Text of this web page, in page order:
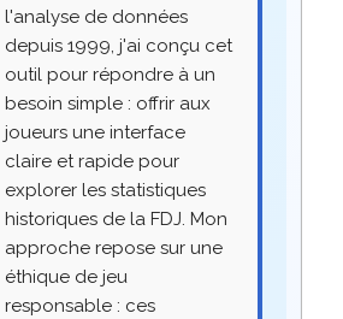
l'analyse de données
depuis 1999, j'ai conçu cet
outil pour répondre à un
besoin simple : offrir aux
joueurs une interface
claire et rapide pour
explorer les statistiques
historiques de la FDJ. Mon
approche repose sur une
éthique de jeu
responsable : ces